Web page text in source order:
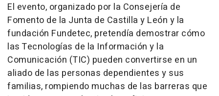
El evento, organizado por la Consejería de
Fomento de la Junta de Castilla y León y la
fundación Fundetec, pretendía demostrar cómo
las Tecnologías de la Información y la
Comunicación (TIC) pueden convertirse en un
aliado de las personas dependientes y sus
familias, rompiendo muchas de las barreras que